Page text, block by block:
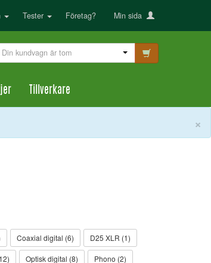
Tester Företag? Min sida
Din kundvagn är tom
Tillverkare
×
Coaxial digital (6) D25 XLR (1)
Optisk digital (8) Phono (2)